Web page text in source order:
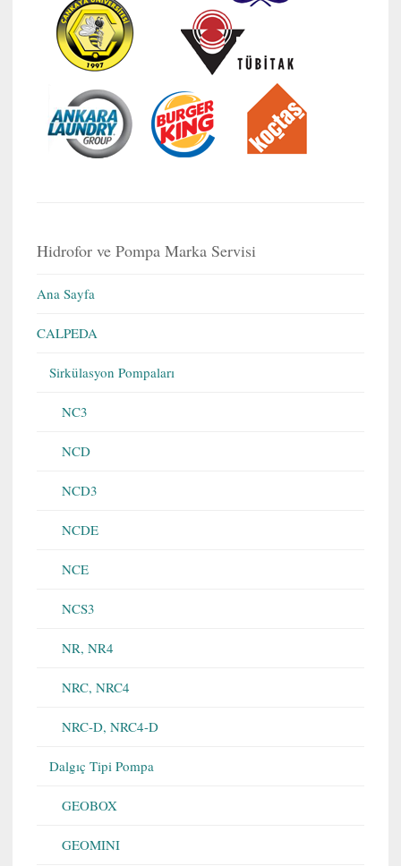
Hidrofor ve Pompa Marka Servisi
Ana Sayfa
CALPEDA
Sirkülasyon Pompaları
NC3
NCD
NCD3
NCDE
NCE
NCS3
NR, NR4
NRC, NRC4
NRC-D, NRC4-D
Dalgıç Tipi Pompa
GEOBOX
GEOMINI